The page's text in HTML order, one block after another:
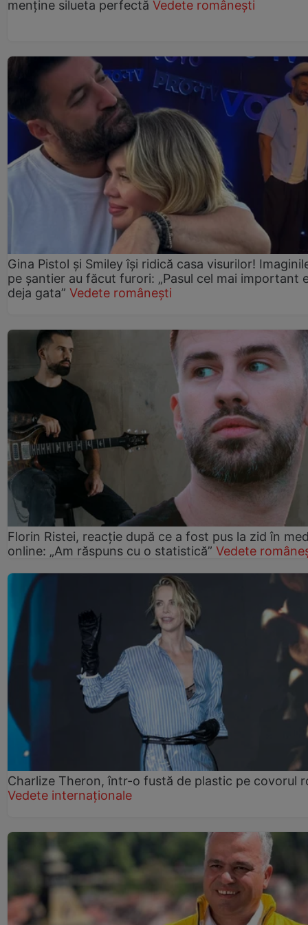
menține silueta perfectă Vedete românești
Gina Pistol și Smiley își ridică casa visurilor!
pe șantier au făcut furori: „Pasul cel mai important
deja gata” Vedete românești
Florin Ristei, reacție după ce a fost pus la zid în
online: „Am răspuns cu o statistică” Vedete
Charlize Theron, într-o fustă de plastic pe covorul
Vedete internaționale